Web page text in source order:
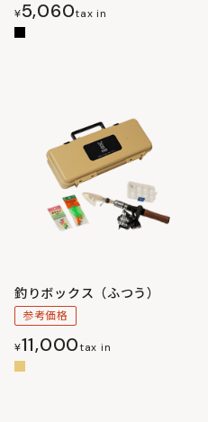
¥5,060tax in
釣りボックス（ふつう）
参考価格
¥11,000tax in